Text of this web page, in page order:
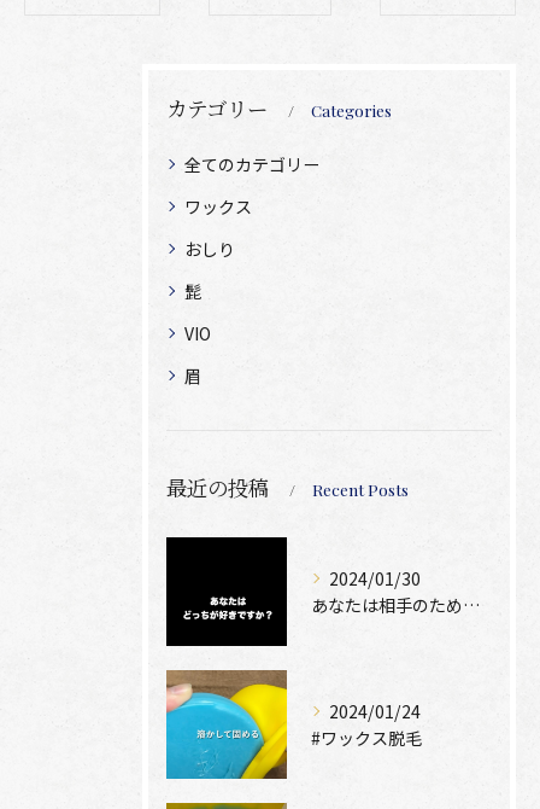
カテゴリー Categories
全てのカテゴリー
ワックス
おしり
髭
VIO
眉
最近の投稿 Recent Posts
2024/01/30
あなたは相手のために脱毛できますか？
2024/01/24
#ワックス脱毛